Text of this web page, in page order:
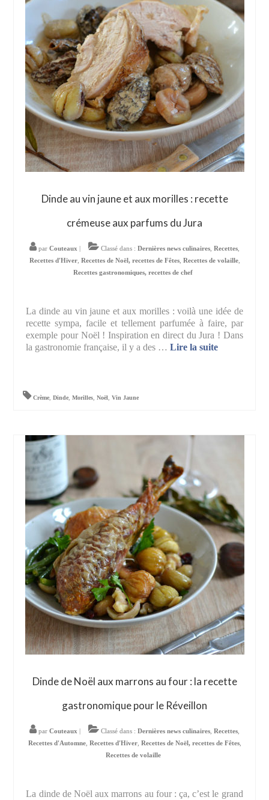
Dinde au vin jaune et aux morilles : recette
crémeuse aux parfums du Jura
par Couteaux Classé dans : Dernières news culinaires Recettes
Recettes d'Hiver, Recettes de Noël, recettes de Fêtes, Recettes de volaille,
Recettes gastronomiques, recettes de chef
La dinde au vin jaune et aux morilles : voilà une idée de
recette sympa, facile et tellement parfumée à faire, par
exemple pour Noël ! Inspiration en direct du Jura ! Dans
la gastronomie française, il y a des …Lire la suite­­
Crème,Dinde,Morilles,Noël,Vin Jaune
Dinde de Noël aux marrons au four : la recette
gastronomique pour le Réveillon
par Couteaux Classé dans : Dernières news culinaires Recettes
Recettes d'Automne, Recettes d'Hiver, Recettes de Noël, recettes de Fêtes,
Recettes de volaille
La dinde de Noël aux marrons au four : ça, c’est le grand